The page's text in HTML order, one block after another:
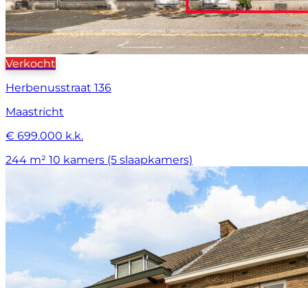
Verkocht
Herbenusstraat 136
Maastricht
€ 699.000 k.k.
244 m² 10 kamers (5 slaapkamers)